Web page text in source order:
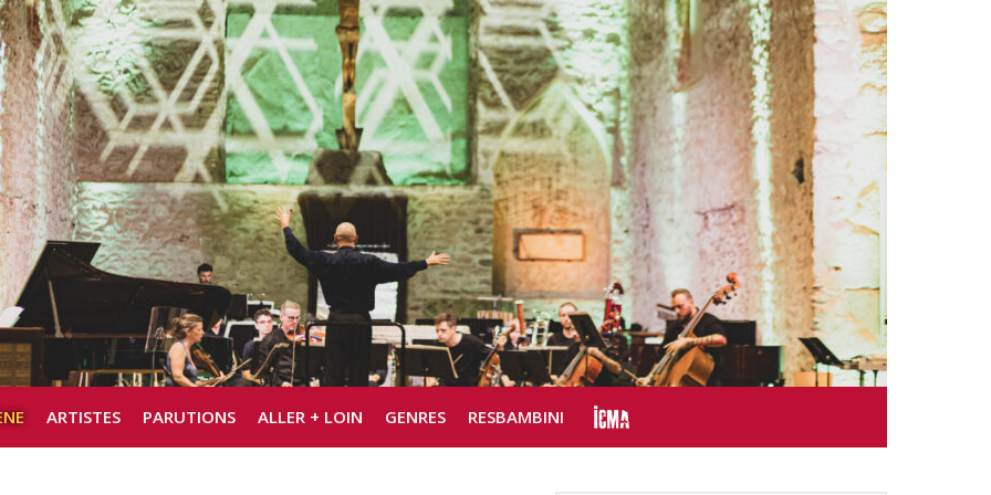
ARTISTES PARUTIONS ALLER + LOIN GENRES RESBAMBINI